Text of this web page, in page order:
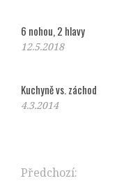
6 nohou, 2 hlavy
12.5.2018
Kuchyně vs. záchod
4.3.2014
Předchozí: